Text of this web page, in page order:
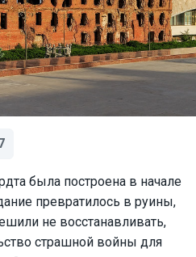
была построена в начале
превратилось в руины,
не восстанавливать,
страшной войны для